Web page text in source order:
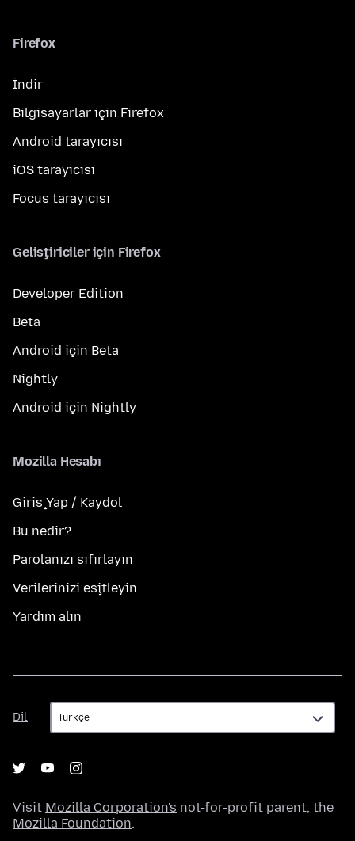
Firefox
İndir
Bilgisayarlar için Firefox
Android tarayıcısı
iOS tarayıcısı
Focus tarayıcısı
Geliştiriciler için Firefox
Developer Edition
Beta
Android için Beta
Nightly
Android için Nightly
Mozilla Hesabı
Giriş Yap / Kaydol
Bu nedir?
Parolanızı sıfırlayın
Verilerinizi eşitleyin
Yardım alın
Dil
Dil
Visit Mozilla Corporation's not-for-profit parent, the
Mozilla Foundation.